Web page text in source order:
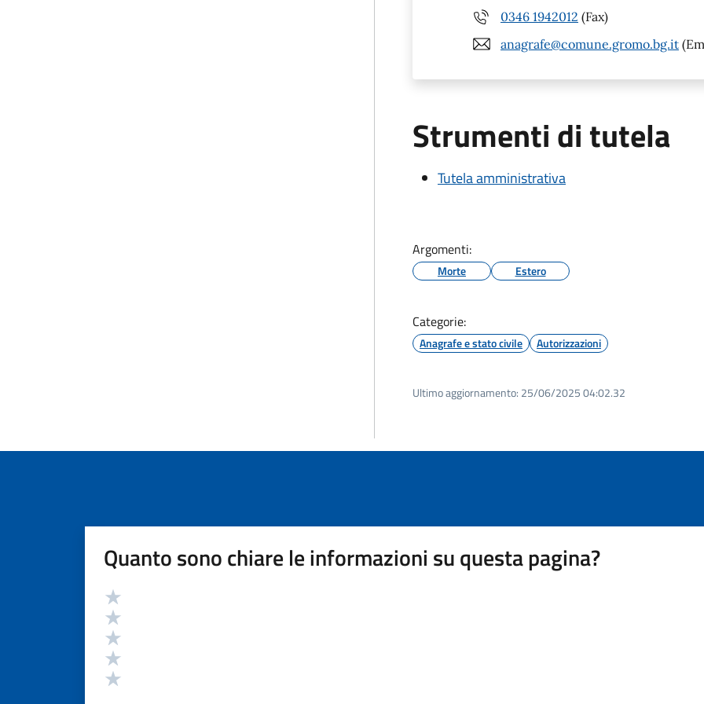
0346 1942012 (Fax)
anagrafe@comune.gromo.bg.it
Strumenti di tutela
Tutela amministrativa
Argomenti:
Morte Estero
Categorie:
Anagrafe e stato civile Autorizzazioni
Ultimo aggiornamento: 25/06/2025 04:02.32
Quanto sono chiare le informazioni su questa pagina?
Valutazione